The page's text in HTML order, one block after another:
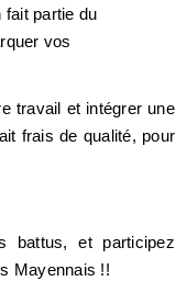
fait partie du
vos
travail et intégrer une
frais de qualité, pour
battus, et participez
Mayennais !!